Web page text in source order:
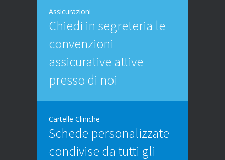
Assicurazioni
Chiedi in segreteria le
convenzioni
assicurative attive
presso di noi
Cartelle Cliniche
Schede personalizzate
condivise da tutti gli